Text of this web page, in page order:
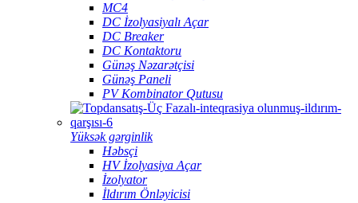
MC4
DC İzolyasiyalı Açar
DC Breaker
DC Kontaktoru
Günəş Nəzarətçisi
Günəş Paneli
PV Kombinator Qutusu
Yüksək gərginlik
Həbsçi
HV İzolyasiya Açar
İzolyator
İldırım Önləyicisi